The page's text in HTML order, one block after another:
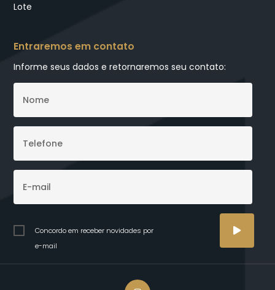
Lote
Entraremos em contato
Informe seus dados e retornaremos seu contato:
Concordo em receber novidades por
e-mail